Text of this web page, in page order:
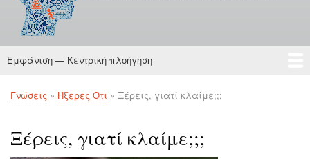
Κεντρική
Εμφάνιση — Κεντρική πλοήγηση
Γνώσεις
Αποφθέγματα
Breadcrumb
Γνώσεις Ήξερες Ότι Ξέρεις, γιατί κλαίμε;;;
Ξέρεις, γιατί κλαίμε;;;